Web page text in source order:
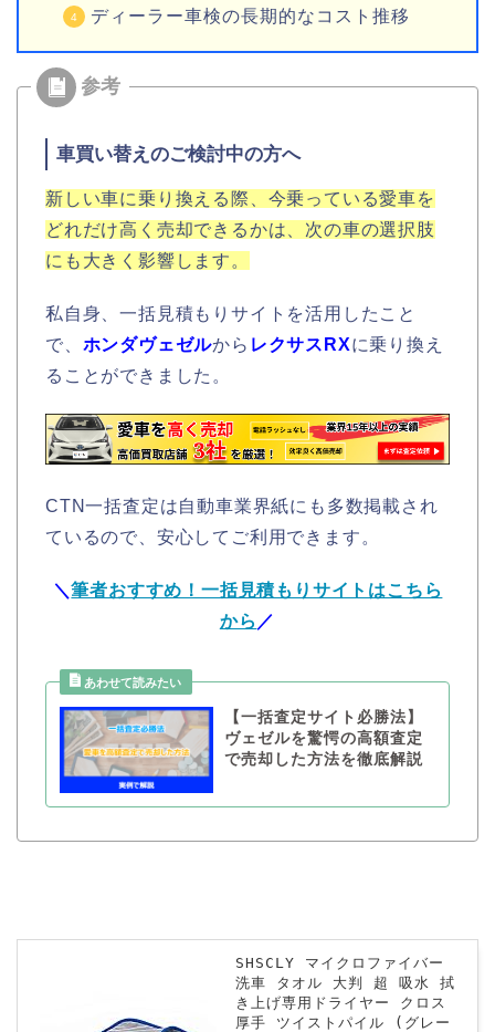
ディーラー車検の長期的なコスト推移
車買い替えのご検討中の方へ
新しい車に乗り換える際、今乗っている愛車を
どれだけ高く売却できるかは、次の車の選択肢
にも大きく影響します。
私自身、一括見積もりサイトを活用したこと
で、 ホンダヴェゼルから レクサスRXに乗り換え
ることができました。
CTN一括査定は自動車業界紙にも多数掲載され
ているので、安心してご利用できます。
＼筆者おすすめ！一括見積もりサイトはこちら
から ／
【一括査定サイト必勝法】
ヴェゼルを驚愕の高額査定
で売却した方法を徹底解説
SHSCLY マイクロファイバー
洗車 タオル 大判 超 吸水 拭
き上げ専用ドライヤー クロス
厚手 ツイストパイル (グレー